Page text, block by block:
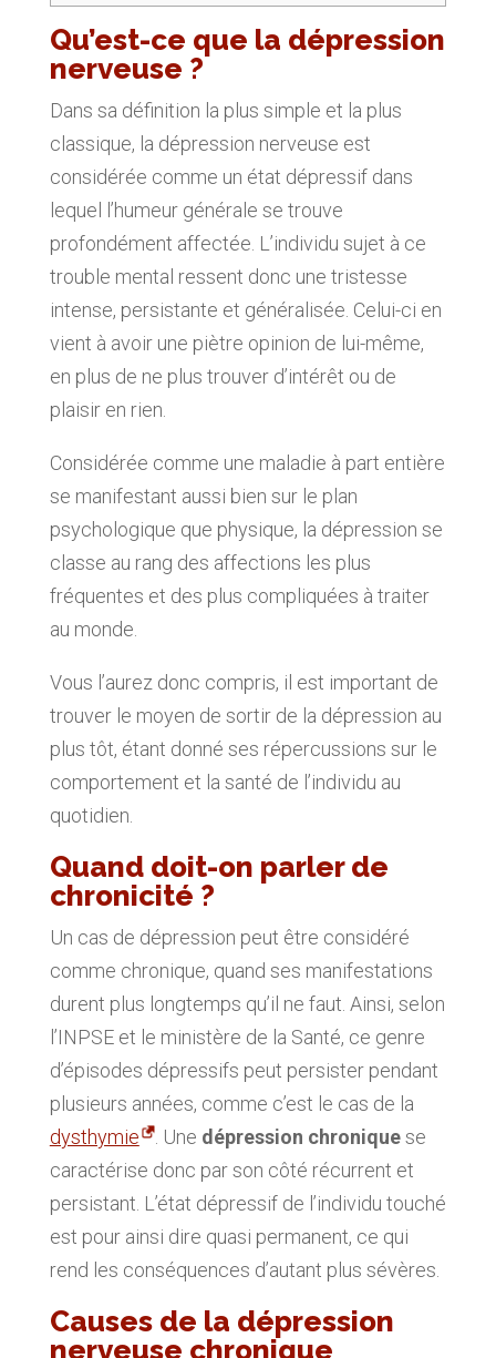
Qu’est-ce que la dépression
nerveuse ?
Dans sa définition la plus simple et la plus
classique, la dépression nerveuse est
considérée comme un état dépressif dans
lequel l’humeur générale se trouve
profondément affectée. L’individu sujet à ce
trouble mental ressent donc une tristesse
intense, persistante et généralisée. Celui-ci en
vient à avoir une piètre opinion de lui-même,
en plus de ne plus trouver d’intérêt ou de
plaisir en rien.
Considérée comme une maladie à part entière
se manifestant aussi bien sur le plan
psychologique que physique, la dépression se
classe au rang des affections les plus
fréquentes et des plus compliquées à traiter
au monde.
Vous l’aurez donc compris, il est important de
trouver le moyen de sortir de la dépression au
plus tôt, étant donné ses répercussions sur le
comportement et la santé de l’individu au
quotidien.
Quand doit-on parler de
chronicité ?
Un cas de dépression peut être considéré
comme chronique, quand ses manifestations
durent plus longtemps qu’il ne faut. Ainsi, selon
l’INPSE et le ministère de la Santé, ce genre
d’épisodes dépressifs peut persister pendant
plusieurs années, comme c’est le cas de la
dysthymie
. Une dépression chroniquese
caractérise donc par son côté récurrent et
persistant. L’état dépressif de l’individu touché
est pour ainsi dire quasi permanent, ce qui
rend les conséquences d’autant plus sévères.
Causes de la dépression
nerveuse chronique